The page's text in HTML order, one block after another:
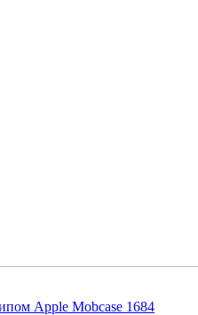
Apple Mobcase 1684